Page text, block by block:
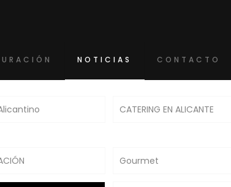
NOTICIAS CONTACTO
CATERING EN ALICANTE
Gourmet